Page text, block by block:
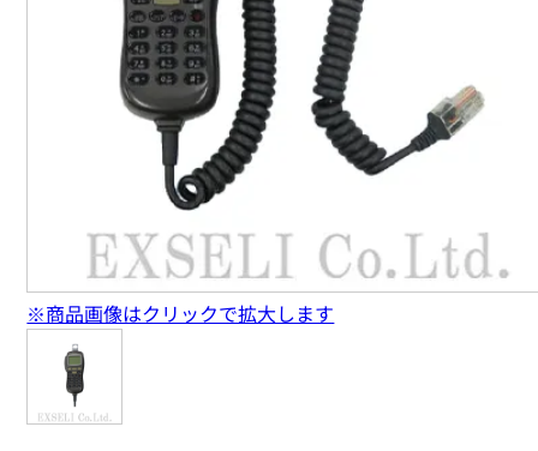
※商品画像はクリックで拡大します